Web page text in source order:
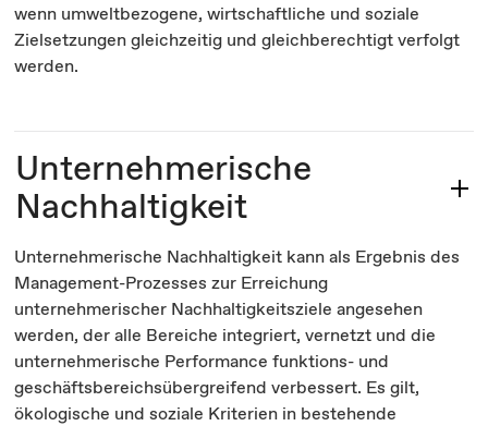
wenn umweltbezogene, wirtschaftliche und soziale
Zielsetzungen gleichzeitig und gleichberechtigt verfolgt
werden.
Unternehmerische
Nachhaltigkeit
Unternehmerische Nachhaltigkeit kann als Ergebnis des
Management-Prozesses zur Erreichung
unternehmerischer Nachhaltigkeitsziele angesehen
werden, der alle Bereiche integriert, vernetzt und die
unternehmerische Performance funktions- und
geschäftsbereichsübergreifend verbessert. Es gilt,
ökologische und soziale Kriterien in bestehende